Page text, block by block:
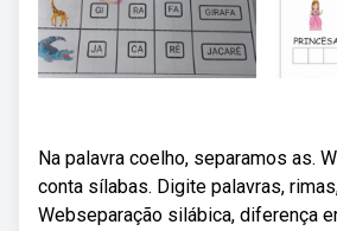
Na palavra coelho, separamos as.
conta sílabas. Digite palavras,
Webseparação silábica, diferença